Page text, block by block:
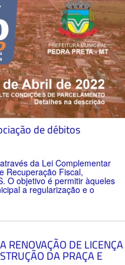
de débitos
da Lei Complementar
Recuperação Fiscal,
O objetivo é permitir àqueles
a regularização e o
RENOVAÇÃO DE LICENÇA
DA PRAÇA E